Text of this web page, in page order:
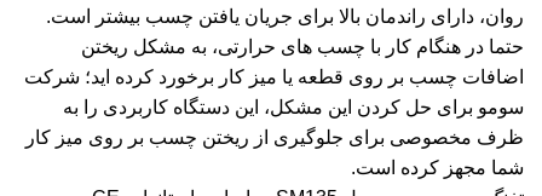
روان، دارای راندمان بالا برای جریان یافتن چسب بیشتر است.
حتما در هنگام کار با چسب های حرارتی، به مشکل ریختن
اضافات چسب بر روی قطعه یا میز کار برخورد کرده اید؛ شرکت
سومو برای حل کردن این مشکل، این دستگاه کاربردی را به
ظرف مخصوصی برای جلوگیری از ریختن چسب بر روی میز کار
شما مجهز کرده است.